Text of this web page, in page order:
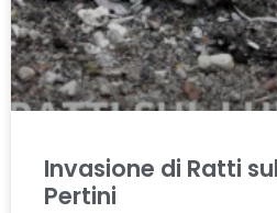
Invasione di Ratti
Pertini